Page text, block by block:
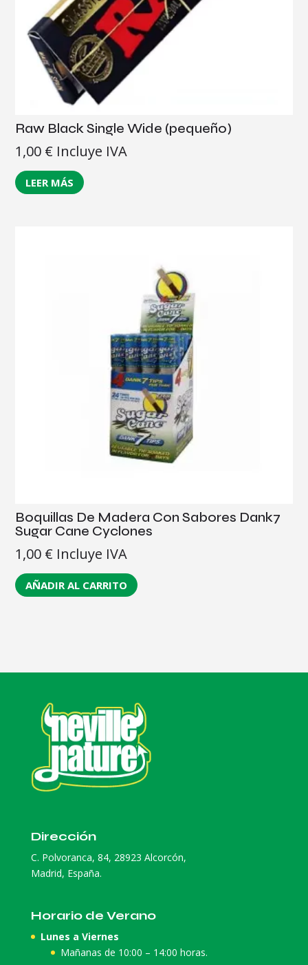
Raw Black Single Wide (pequeño)
1,00 € Incluye IVA
LEER MÁS
Boquillas De Madera Con Sabores Dank7
Sugar Cane Cyclones
1,00 € Incluye IVA
AÑADIR AL CARRITO
Dirección
C. Polvoranca, 84, 28923 Alcorcón,
Madrid, España.
Horario de Verano
Lunes a Viernes
Mañanas de 10:00 – 14:00 horas.